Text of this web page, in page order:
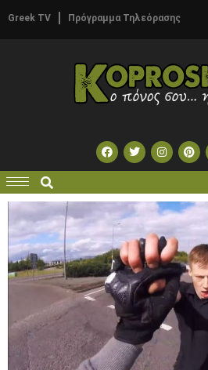
Greek TV Πρόγραμμα Τηλεόρασης